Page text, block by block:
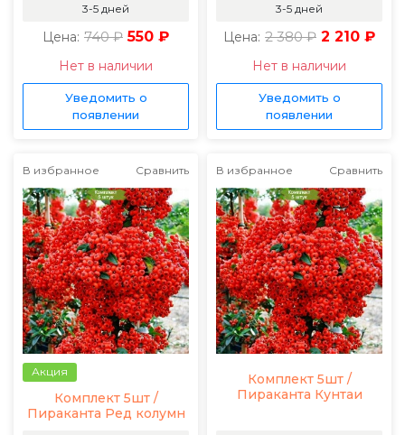
3-5 дней
Цена: 740 ₽ 550 ₽
Нет в наличии
Уведомить о
появлении
3-5 дней
Цена: 2 380 ₽ 2 210 ₽
Нет в наличии
Уведомить о
появлении
В избранное Сравнить
Акция
Комплект 5шт /
Пираканта Ред колумн
В избранное Сравнить
Комплект 5шт /
Пираканта Кунтаи